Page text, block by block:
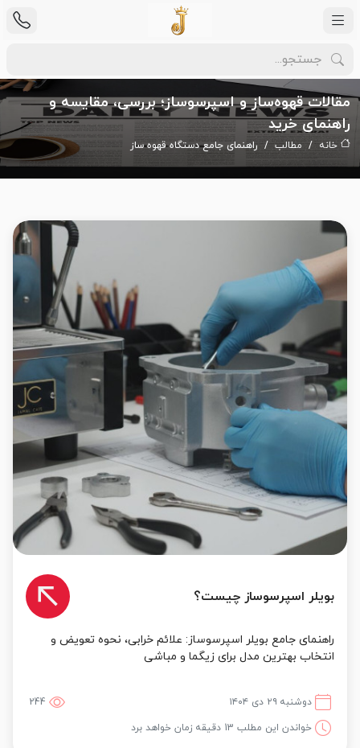
مقالات قهوه‌ساز و اسپرسوساز؛ بررسی، مقایسه و
راهنمای خرید
خانه مطالب راهنمای جامع دستگاه قهوه ساز
بویلر اسپرسوساز چیست؟
راهنمای جامع بویلر اسپرسوساز: علائم خرابی، نحوه تعویض و
انتخاب بهترین مدل برای زیگما و مباشی
دوشنبه ۲۹ دی ۱۴۰۴
244
خواندن این مطلب 13 دقیقه زمان خواهد برد